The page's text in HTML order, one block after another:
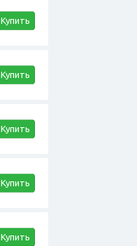
Купить
Купить
Купить
Купить
Купить